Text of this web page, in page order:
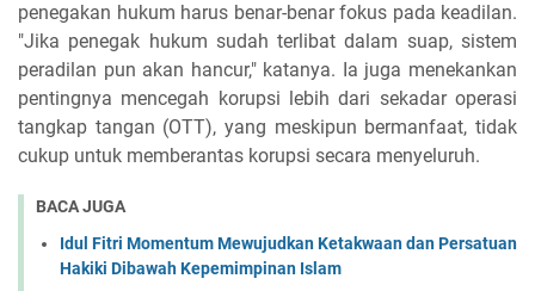
penegakan hukum harus benar-benar fokus pada keadilan.
"Jika penegak hukum sudah terlibat dalam suap, sistem
peradilan pun akan hancur," katanya. Ia juga menekankan
pentingnya mencegah korupsi lebih dari sekadar operasi
tangkap tangan (OTT), yang meskipun bermanfaat, tidak
cukup untuk memberantas korupsi secara menyeluruh.
BACA JUGA
Idul Fitri Momentum Mewujudkan Ketakwaan dan Persatuan
Hakiki Dibawah Kepemimpinan Islam